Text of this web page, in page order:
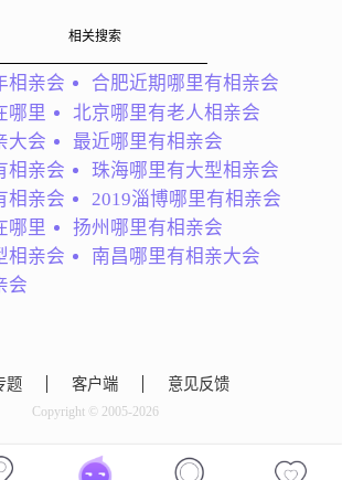
完成工
真诚相
包容你
棉花糖
身高 170以上 阳光 开朗
上进心 人品好 孝顺稳定
收入 或自己创业泉州市区
厦门 石狮 晋江 省外不要
相关搜索
相亲会
合肥近期哪里有相亲会
哪里
北京哪里有老人相亲会
大会
最近哪里有相亲会
相亲会
珠海哪里有大型相亲会
相亲会
2019淄博哪里有相亲会
哪里
扬州哪里有相亲会
相亲会
南昌哪里有相亲大会
会
题 客户端 意见反馈
Copyright © 2005-2026